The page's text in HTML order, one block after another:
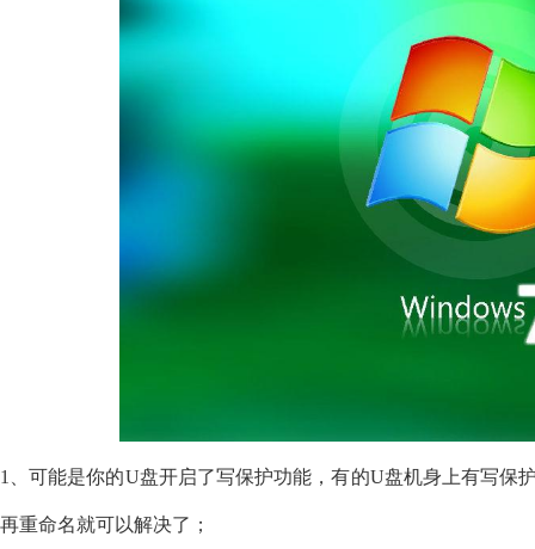
1、可能是你的U盘开启了写保护功能，有的U盘机身上有写保
再重命名就可以解决了；